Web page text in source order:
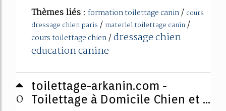
Thèmes liés : formation toilettage canin/ cours
dressage chien paris / materiel toilettage canin/
cours toilettage chien/dressage chien
education canine
0
toilettage-arkanin.com -
Toilettage à Domicile Chien et ...